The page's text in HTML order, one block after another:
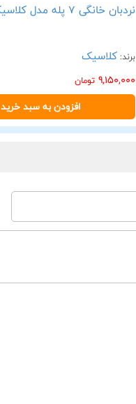
نردبان خانگی 7 پله مدل کلاسیک
برند: کلاسیک
9,150,000 تومان
افزودن به سبد خرید